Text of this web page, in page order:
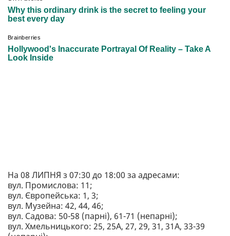
На 08 ЛИПНЯ з 07:30 до 18:00 за адресами:
вул. Промислова: 11;
вул. Європейська: 1, 3;
вул. Музейна: 42, 44, 46;
вул. Садова: 50-58 (парні), 61-71 (непарні);
вул. Хмельницького: 25, 25А, 27, 29, 31, 31А, 33-39